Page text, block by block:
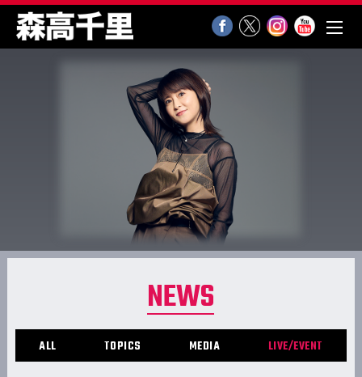
NEWS
ALL TOPICS MEDIA LIVE/EVENT